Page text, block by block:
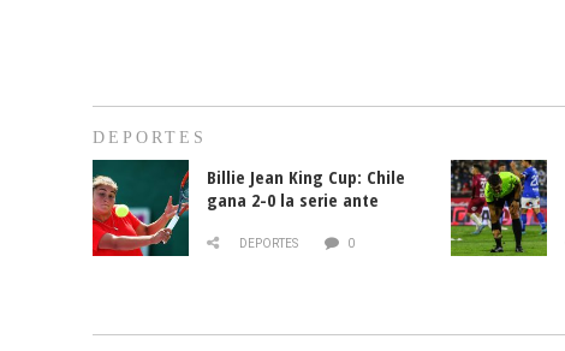
DEPORTES
Billie Jean King Cup: Chile
gana 2-0 la serie ante
DEPORTES 0